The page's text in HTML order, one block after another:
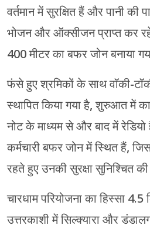
वर्तमान में सुरक्षित हैं और पानी की
भोजन और ऑक्सीजन प्राप्त कर
400 मीटर का बफर जोन बनाया
फंसे हुए श्रमिकों के साथ वॉकी-
स्थापित किया गया है, शुरुआत में
नोट के माध्यम से और बाद में
कर्मचारी बफर जोन में स्थित हैं,
रहते हुए उनकी सुरक्षा सुनिश्चित
चारधाम परियोजना का हिस्सा
उत्तरकाशी में सिल्क्यारा और